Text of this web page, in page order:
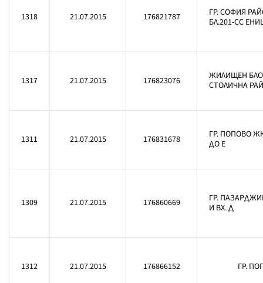
1318 21.07.2015 176821787
ГР. СОФИЯ
БЛ.201-СС
1317 21.07.2015 176823076
ЖИЛИЩЕН
СТОЛИЧНА
1311 21.07.2015 176831678
ГР. ПОПОВО
ДО Е
1309 21.07.2015 176860669
ГР.
И ВХ. Д
1312 21.07.2015 176866152 ГР.